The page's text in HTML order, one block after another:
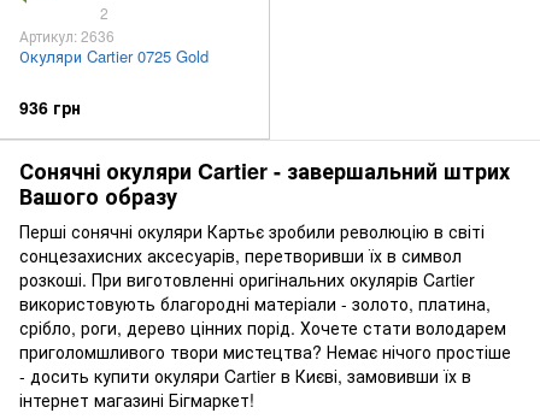
2
Артикул: 2636
Окуляри Cartier 0725 Gold
936 грн
Сонячні окуляри Cartier - завершальний штрих
Вашого образу
Перші сонячні окуляри Картьє зробили революцію в світі
сонцезахисних аксесуарів, перетворивши їх в символ
розкоші. При виготовленні оригінальних окулярів Cartier
використовують благородні матеріали - золото, платина,
срібло, роги, дерево цінних порід. Хочете стати володарем
приголомшливого твори мистецтва? Немає нічого простіше
- досить купити окуляри Cartier в Києві, замовивши їх в
інтернет магазині Бігмаркет!